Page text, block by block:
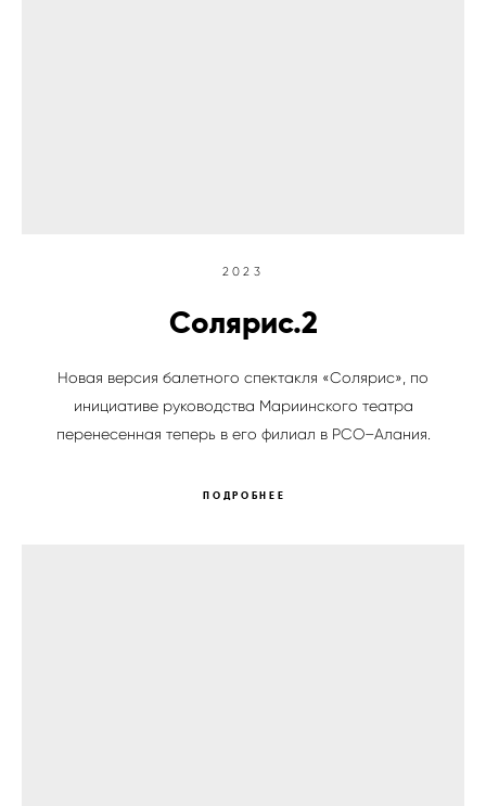
2023
Солярис.2
Новая версия балетного спектакля «Солярис», по
инициативе руководства Мариинского театра
перенесенная теперь в его филиал в РСО–Алания.
ПОДРОБНЕЕ